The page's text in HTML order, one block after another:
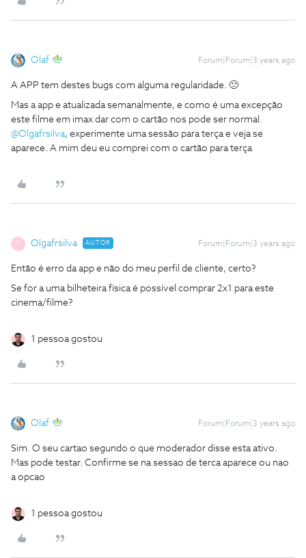
Olaf Forum|Forum|3 years ago
A APP tem destes bugs com alguma regularidade. 🙁
Mas a app e atualizada semanalmente, e como é uma excepção
este filme em imax dar com o cartão nos pode ser normal.
@Olgafrsilva, experimente uma sessão para terça e veja se
aparece. A mim deu eu comprei com o cartão para terça
O Olgafrsilva AUTOR Forum|Forum|3 years ago
Então é erro da app e não do meu perfil de cliente, certo?
Se for a uma bilheteira física é possível comprar 2x1 para este
cinema/filme?
1 pessoa gostou
Olaf Forum|Forum|3 years ago
Sim. O seu cartao segundo o que moderador disse esta ativo.
Mas pode testar. Confirme se na sessao de terca aparece ou nao
a opcao
1 pessoa gostou